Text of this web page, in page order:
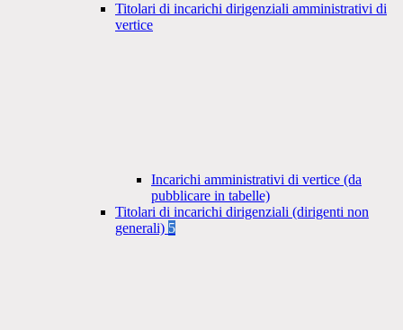
Titolari di incarichi dirigenziali amministrativi di
vertice
Incarichi amministrativi di vertice (da
pubblicare in tabelle)
Titolari di incarichi dirigenziali (dirigenti non
generali) 5